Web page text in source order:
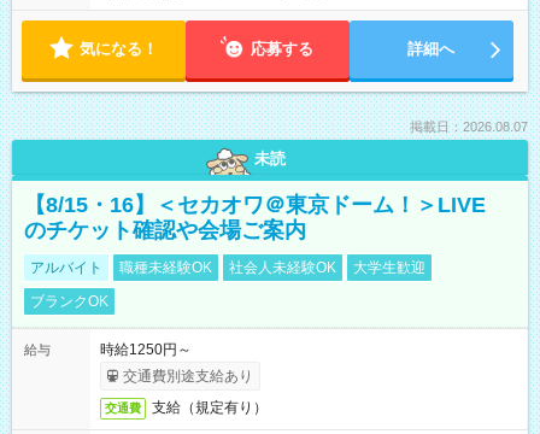
気になる！ 応募する 詳細へ
掲載日：2026.08.07
未読
【8/15・16】＜セカオワ＠東京ドーム！＞LIVE
のチケット確認や会場ご案内
アルバイト 職種未経験OK 社会人未経験OK
大学生歓迎
ブランクOK
給与
時給1250円～
交通費別途支給あり
交通費 支給（規定有り）